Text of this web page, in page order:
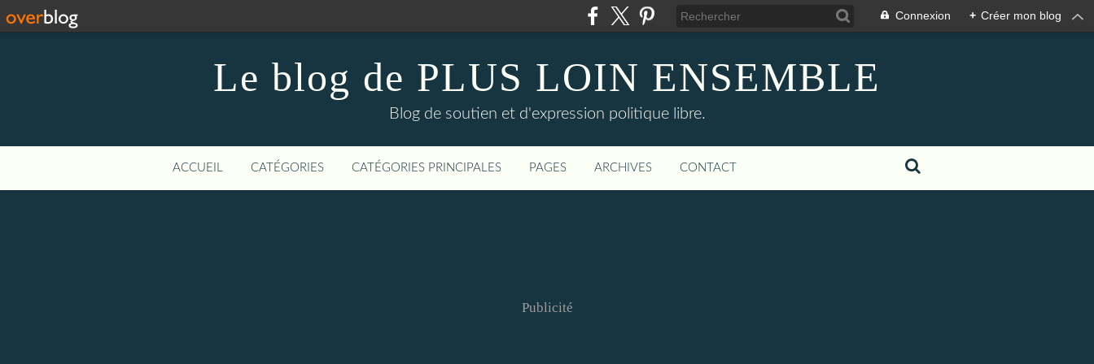
Connexion + Créer mon blog
Le blog de PLUS LOIN ENSEMBLE
Blog de soutien et d'expression politique libre.
ACCUEIL CATÉGORIES CATÉGORIES PRINCIPALES PAGES ARCHIVES CONTACT
Publicité